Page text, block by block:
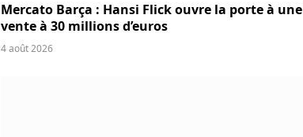
Mercato Barça : Hansi Flick ouvre la porte à une
vente à 30 millions d’euros
4 août 2026